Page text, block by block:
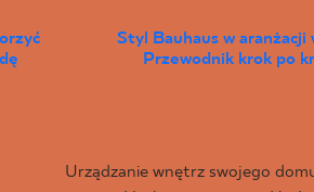
Styl Bauhaus w aranżacji
Przewodnik krok po
Urządzanie wnętrz swojego